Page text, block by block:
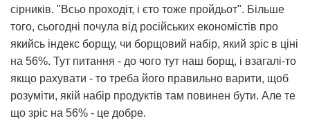
сірників. "Всьо проходіт, і єто тоже пройдьот". Більше
того, сьогодні почула від російських економістів про
якийсь індекс борщу, чи борщовий набір, який зріс в ціні
на 56%. Тут питання - до чого тут наш борщ, і взагалі-то
якщо рахувати - то треба його правильно варити, щоб
розуміти, якій набір продуктів там повинен бути. Але те
що зріс на 56% - це добре.